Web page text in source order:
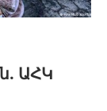
ԱՀԿ